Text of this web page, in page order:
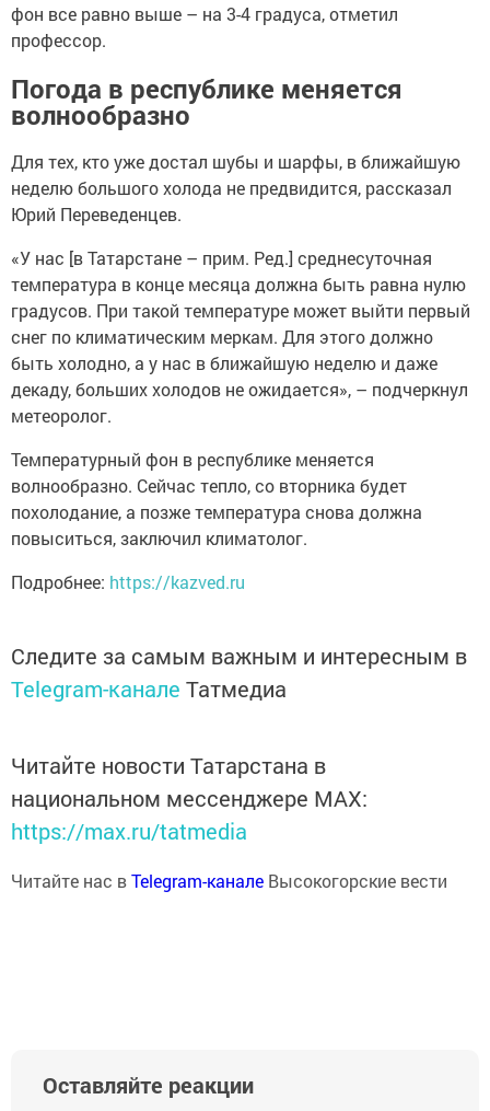
фон все равно выше – на 3-4 градуса, отметил
профессор.
Погода в республике меняется
волнообразно
Для тех, кто уже достал шубы и шарфы, в ближайшую
неделю большого холода не предвидится, рассказал
Юрий Переведенцев.
«У нас [в Татарстане – прим. Ред.] среднесуточная
температура в конце месяца должна быть равна нулю
градусов. При такой температуре может выйти первый
снег по климатическим меркам. Для этого должно
быть холодно, а у нас в ближайшую неделю и даже
декаду, больших холодов не ожидается», – подчеркнул
метеоролог.
Температурный фон в республике меняется
волнообразно. Сейчас тепло, со вторника будет
похолодание, а позже температура снова должна
повыситься, заключил климатолог.
Подробнее: https://kazved.ru
Следите за самым важным и интересным в
Telegram-канале Татмедиа
Читайте новости Татарстана в
национальном мессенджере MАХ:
https://max.ru/tatmedia
Читайте нас вTelegram-канале Высокогорские вести
Оставляйте реакции